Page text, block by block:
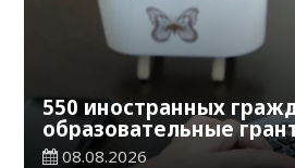
550 иностранных
образовательные
обучения в Казахстане
08.08.2026